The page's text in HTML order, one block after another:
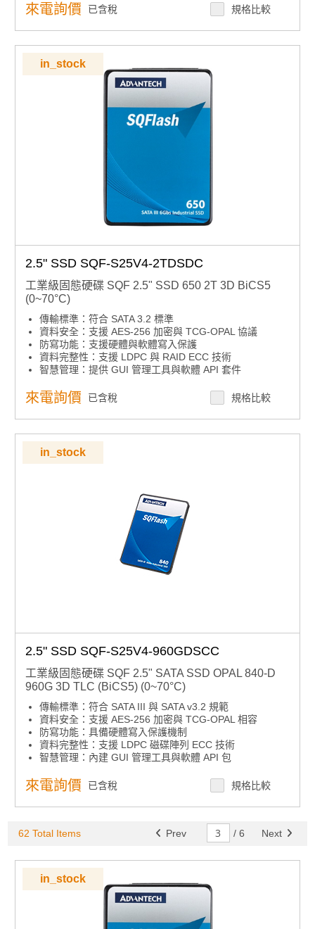
智慧化管理：整合 GUI 管理工具與 API 軟體介接
延長使用壽命：提供高耐久性標準色譜產品選擇，滿足多
元應用需求
產品諮詢服務：規格諮詢 / 案場規劃 / 交期確認
來電詢價 已含稅 規格比較
in_stock
2.5" SSD SQF-S25V4-2TDSDC
工業級固態硬碟 SQF 2.5" SSD 650 2T 3D BiCS5
(0~70°C)
傳輸標準：符合 SATA 3.2 標準
資料安全：支援 AES-256 加密與 TCG-OPAL 協議
防寫功能：支援硬體與軟體寫入保護
資料完整性：支援 LDPC 與 RAID ECC 技術
智慧管理：提供 GUI 管理工具與軟體 API 套件
高耐久選項：支援 sTLC 高耐久度儲存產品
來電詢價 已含稅 規格比較
in_stock
2.5" SSD SQF-S25V4-960GDSCC
工業級固態硬碟 SQF 2.5" SATA SSD OPAL 840-D
960G 3D TLC (BiCS5) (0~70°C)
傳輸標準：符合 SATA III 與 SATA v3.2 規範
資料安全：支援 AES-256 加密與 TCG-OPAL 相容
防寫功能：具備硬體寫入保護機制
資料完整性：支援 LDPC 磁碟陣列 ECC 技術
智慧管理：內建 GUI 管理工具與軟體 API 包
來電詢價 已含稅 規格比較
62 Total Items Prev / 6 Next
in_stock